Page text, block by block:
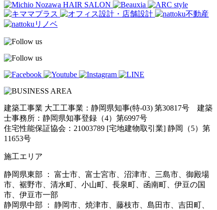
建築工事業 大工工事業：静岡県知事(特-03) 第30817号 建築
士事務所：静岡県知事登録（4）第6997号
住宅性能保証協会：21003789 [宅地建物取引業] 静岡（5）第
11653号
施工エリア
静岡県東部 ： 富士市、富士宮市、沼津市、三島市、御殿場
市、裾野市、清水町、小山町、長泉町、函南町、伊豆の国
市、伊豆市一部
静岡県中部 ： 静岡市、焼津市、藤枝市、島田市、吉田町、